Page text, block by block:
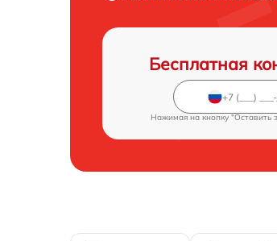
Бесплатная
Нажимая на кнопку "Оставить